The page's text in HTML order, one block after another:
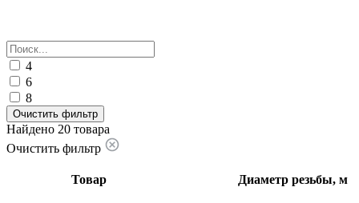
4
6
8
Очистить фильтр
Найдено 20 товара
Очистить фильтр
Товар Диаметр резьбы, м